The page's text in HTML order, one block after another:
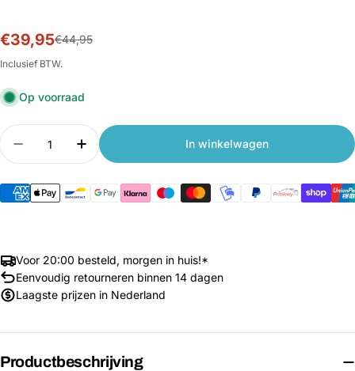
Sale
prijs
€39,95
Normale
prijs
€44,95
Inclusief BTW.
Op voorraad
Aantal
Aantal verlagen voor Xiaomi Smart Camera
Aantal verhogen voor Xiaomi Smart
In winkelwagen
Voor 20:00 besteld, morgen in huis!*
Eenvoudig retourneren binnen 14 dagen
Laagste prijzen in Nederland
Productbeschrijving